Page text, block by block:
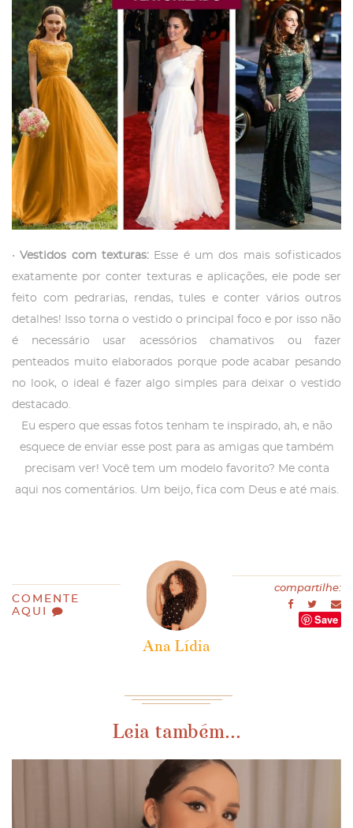
• Vestidos com texturas: Esse é um dos mais sofisticados
exatamente por conter texturas e aplicações, ele pode ser
feito com pedrarias, rendas, tules e conter vários outros
detalhes! Isso torna o vestido o principal foco e por isso não
é necessário usar acessórios chamativos ou fazer
penteados muito elaborados porque pode acabar pesando
no look, o ideal é fazer algo simples para deixar o vestido
destacado.
Eu espero que essas fotos tenham te inspirado, ah, e não
esquece de enviar esse post para as amigas que também
precisam ver! Você tem um modelo favorito? Me conta
aqui nos comentários. Um beijo, fica com Deus e até mais.
COMENTE
AQUI
Ana Lídia
compartilhe:
Save
Leia também...